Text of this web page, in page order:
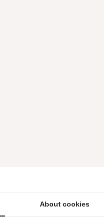
About cookies